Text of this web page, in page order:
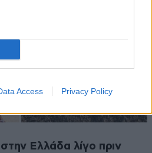
Access Privacy Policy
Ελλάδα λίγο πριν